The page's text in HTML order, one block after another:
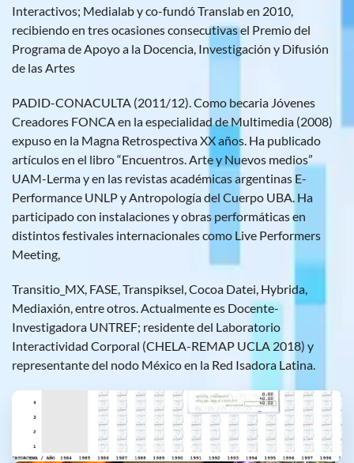
Interactivos; Medialab y co-fundó Translab en 2010,
recibiendo en tres ocasiones consecutivas el Premio del
Programa de Apoyo a la Docencia, Investigación y Difusión
de las Artes
PADID-CONACULTA (2011/12). Como becaria Jóvenes
Creadores FONCA en la especialidad de Multimedia (2008)
expuso en la Magna Retrospectiva XX años. Ha publicado
artículos en el libro “Encuentros. Arte y Nuevos medios”
UAM-Lerma y en las revistas académicas argentinas E-
Performance UNLP y Antropología del Cuerpo UBA. Ha
participado con instalaciones y obras performáticas en
distintos festivales internacionales como Live Performers
Meeting,
Transitio_MX, FASE, Transpiksel, Cocoa Datei, Hybrida,
Mediaxión, entre otros. Actualmente es Docente-
Investigadora UNTREF; residente del Laboratorio
Interactividad Corporal (CHELA-REMAP UCLA 2018) y
representante del nodo México en la Red Isadora Latina.